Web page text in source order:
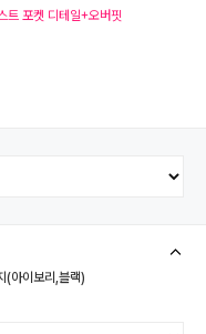
포켓 디테일+오버핏
아이보리,블랙)